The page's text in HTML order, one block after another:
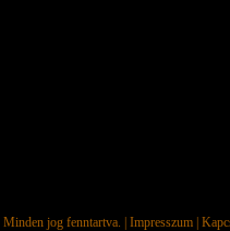
jog fenntartva. | Impresszum